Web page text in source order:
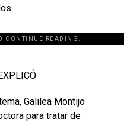
CONTINUE READING.
Galilea Montijo
para tratar de